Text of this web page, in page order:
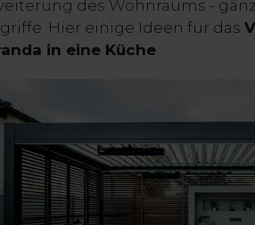
des Wohnraums -
Hier einige Ideen für das
in eine Küche.